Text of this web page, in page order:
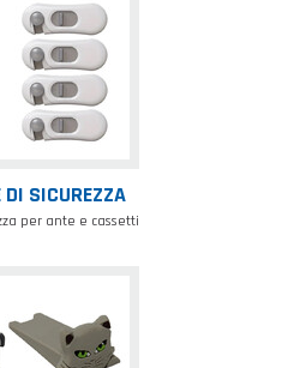
DI SICUREZZA
per ante e cassetti
porta
e
finestra